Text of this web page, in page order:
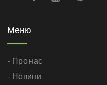
Меню
- Про нас
- Новини